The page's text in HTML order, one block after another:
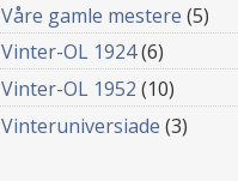
Våre gamle mestere (5)
Vinter-OL 1924(6)
Vinter-OL 1952 (10)
Vinteruniversiade (3)